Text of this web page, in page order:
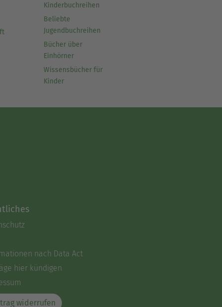
Kinderbuchreihen
Beliebte
Jugendbuchreihen
Bücher über
Einhörner
Wissensbücher für
Kinder
nach Data Act
hier kündigen
widerrufen